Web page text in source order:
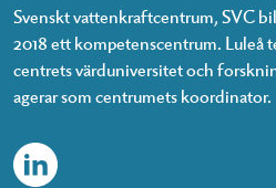
Svenskt vattenkraftcentrum, SVC
2018 ett kompetenscentrum. Luleå
centrets värduniversitet och
agerar som centrumets koordinator.